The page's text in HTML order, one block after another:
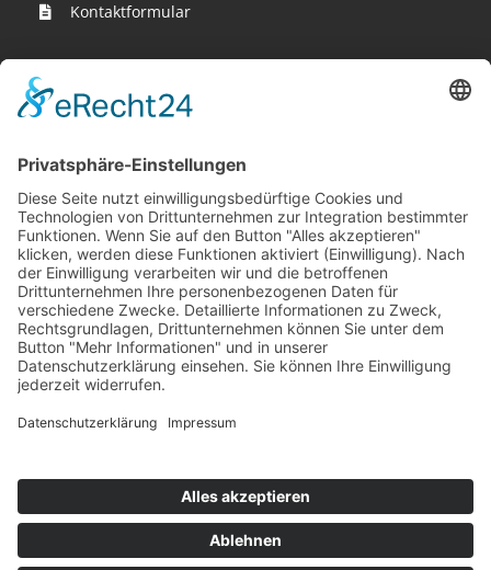
Kontaktformular
Wir sind hier
Krieger-Performance
Binnerheide 10
58239 Schwerte
Öffnungszeiten
MO - FR 10:00 Uhr – 18:00 Uhr
SA - 10:00 Uhr – 13:00 Uhr
2009 - 2022 krieger-chiptuning.com |Impressum|